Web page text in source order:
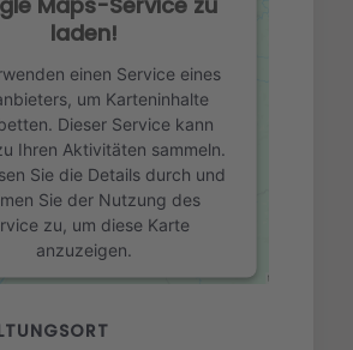
laden!
einen Service eines
um Karteninhalte
Dieser Service kann
Ihren Aktivitäten sammeln.
Sie die Details durch und
Sie der Nutzung des
zu, um diese Karte
anzuzeigen.